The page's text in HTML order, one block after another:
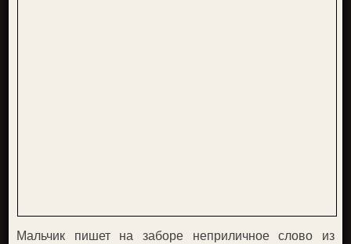
Мальчик пишет на заборе неприличное слово из